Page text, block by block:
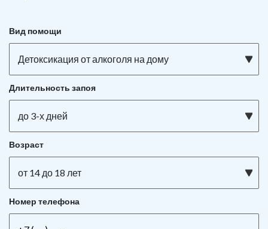
Вид помощи
Детоксикация от алкоголя на дому
Длительность запоя
до 3-х дней
Возраст
от 14 до 18 лет
Номер телефона